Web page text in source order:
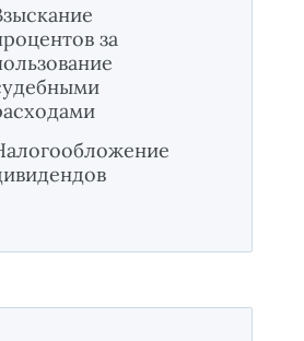
за